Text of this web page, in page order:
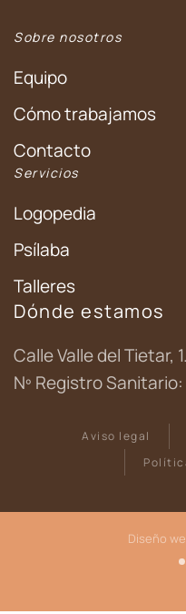
Sobre nosotros
Equipo
Cómo trabajamos
Contacto
Servicios
Logopedia
Psílaba
Talleres
Dónde estamos
Calle Valle del Tietar,
Nº Registro
Aviso legal
Diseño